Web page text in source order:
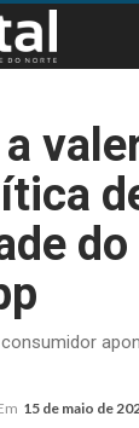
do
15 de maio de